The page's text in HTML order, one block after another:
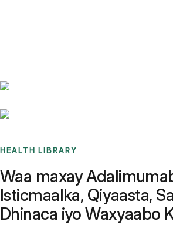
HEALTH LIBRARY
Waa maxay
Isticmaalka, Qiyaasta,
Dhinaca iyo Waxyaabo